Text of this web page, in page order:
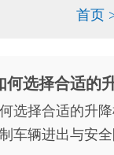
首页
何选择合适的
选择合适的升
车辆进出与安